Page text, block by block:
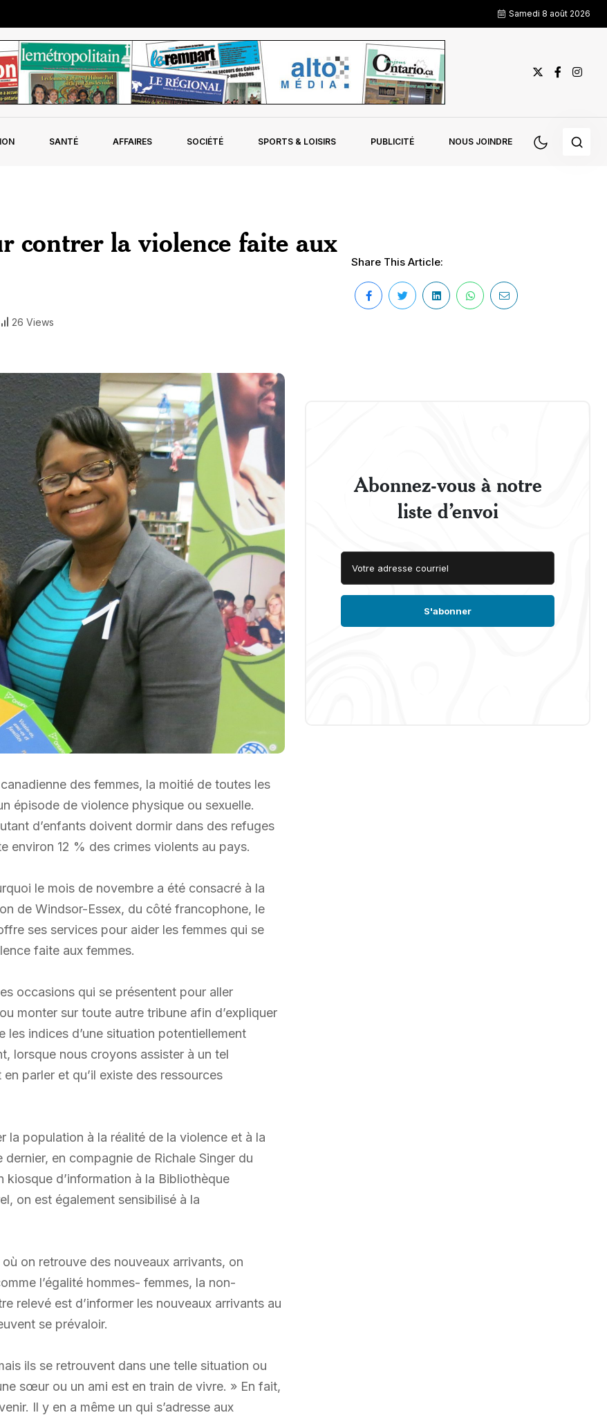
Samedi 8 août 2026
SANTÉ AFFAIRES SOCIÉTÉ SPORTS & LOISIRS PUBLICITÉ NOUS JOINDRE
contrer la violence faite aux
26 Views
Share This Article:
des femmes, la moitié de toutes les
épisode de violence physique ou sexuelle.
d’enfants doivent dormir dans des refuges
environ 12 % des crimes violents au pays.
le mois de novembre a été consacré à la
de Windsor-Essex, du côté francophone, le
ses services pour aider les femmes qui se
faite aux femmes.
occasions qui se présentent pour aller
monter sur toute autre tribune afin d’expliquer
les indices d’une situation potentiellement
lorsque nous croyons assister à un tel
parler et qu’il existe des ressources
la population à la réalité de la violence et à la
en compagnie de Richale Singer du
d’information à la Bibliothèque
on est également sensibilisé à la
on retrouve des nouveaux arrivants, on
l’égalité hommes- femmes, la non-
relevé est d’informer les nouveaux arrivants au
se prévaloir.
ils se retrouvent dans une telle situation ou
sœur ou un ami est en train de vivre. » En fait,
Il y en a même un qui s’adresse aux
Abonnez-vous à notre
liste d’envoi